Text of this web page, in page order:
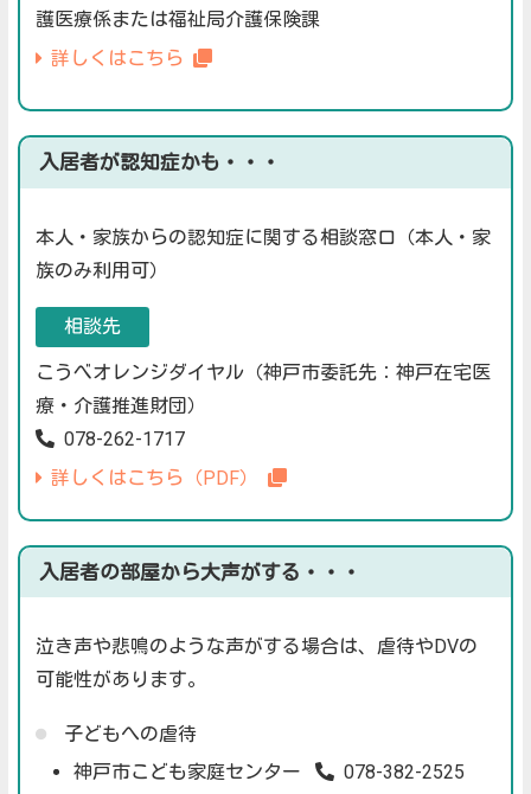
護医療係または福祉局介護保険課
詳しくはこちら
入居者が認知症かも・・・
本人・家族からの認知症に関する相談窓口（本人・家
族のみ利用可）
相談先
こうべオレンジダイヤル（神戸市委託先：神戸在宅医
療・介護推進財団）
078-262-1717
詳しくはこちら（PDF）
入居者の部屋から大声がする・・・
泣き声や悲鳴のような声がする場合は、虐待やDVの
可能性があります。
子どもへの虐待
神戸市こども家庭センター 078-382-2525